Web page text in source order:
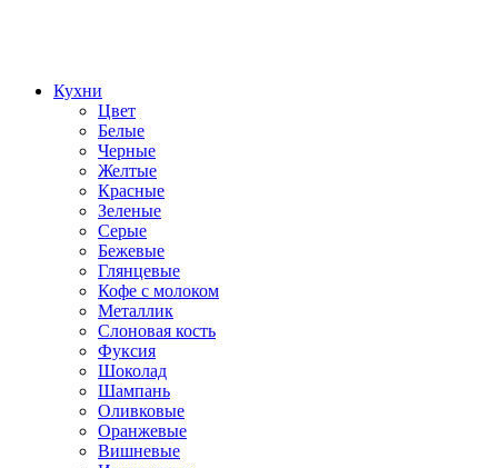
Кухни
Цвет
Белые
Черные
Желтые
Красные
Зеленые
Серые
Бежевые
Глянцевые
Кофе с молоком
Металлик
Слоновая кость
Фуксия
Шоколад
Шампань
Оливковые
Оранжевые
Вишневые